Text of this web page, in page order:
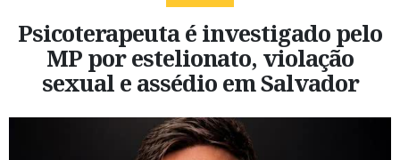
Psicoterapeuta é investigado pelo
MP por estelionato, violação
sexual e assédio em Salvador